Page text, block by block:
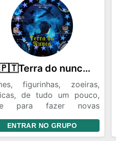
🌎🇵🇹Terra do nunca ✨✨
figurinhas, zoeiras,
de tudo um pouco,
para fazer novas
ENTRAR NO GRUPO